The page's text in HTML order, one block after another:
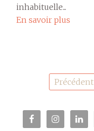
inhabituelle...
En savoir plus
PaginationPrécédent